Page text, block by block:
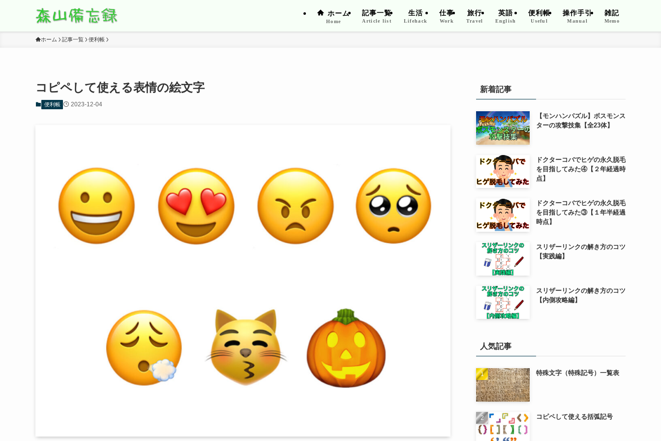
ホーム
Home
記事一覧
Article list
生活
Lifehack
仕事
Work
旅行
Travel
英語
English
便利帳
Useful
操作手引
Manual
雑記
Memo
ホーム 記事一覧 便利帳
コピペして使える表情の絵文字
便利帳 2023-12-04
新着記事
【モンハンパズル】ボスモンス
ターの攻撃技集【全23体】
ドクターコバでヒゲの永久脱毛
を目指してみた④【２年経過時
点】
ドクターコバでヒゲの永久脱毛
を目指してみた③【１年半経過
時点】
スリザーリンクの解き方のコツ
【実践編】
スリザーリンクの解き方のコツ
【内側攻略編】
人気記事
特殊文字（特殊記号）一覧表
コピペして使える括弧記号